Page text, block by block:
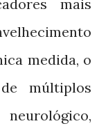
mais
medida, o
múltiplos